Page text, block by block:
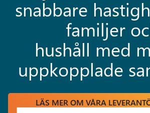
snabbare
familjer
hushåll med
uppkopplade
LÄS MER OM VÅRA